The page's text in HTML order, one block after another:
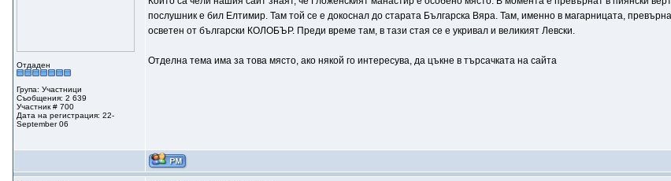
Отдаден
Група: Участници
Съобщения: 2 639
Участник # 700
Дата на регистрация: 22-
September 06
послушник е бил Елтимир. Там той се е докоснал до старата Българска Вяра. Там, именно в магарницата,
осветен от български КОЛОБЪР. Преди време там, в тази стая се е укривал и великият Левски.
Отделна тема има за това място, ако някой го интересува, да цъкне в търсачката на сайта